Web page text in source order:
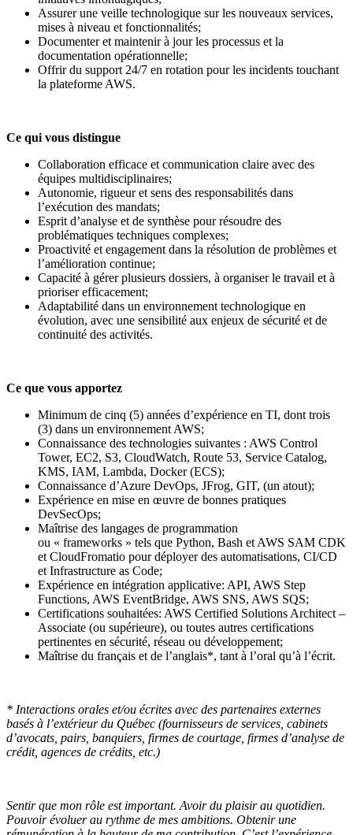
Assurer une veille technologique sur les nouveaux services,
mises à niveau et fonctionnalités;
Documenter et maintenir à jour les processus et la
documentation opérationnelle;
Offrir du support 24/7 en rotation pour les incidents touchant
la plateforme AWS.
Ce qui vous distingue
Collaboration efficace et communication claire avec des
équipes multidisciplinaires;
Autonomie, rigueur et sens des responsabilités dans
l’exécution des mandats;
Esprit d’analyse et de synthèse pour résoudre des
problématiques techniques complexes;
Proactivité et engagement dans la résolution de problèmes et
l’amélioration continue;
Capacité à gérer plusieurs dossiers, à organiser le travail et à
prioriser efficacement;
Adaptabilité dans un environnement technologique en
évolution, avec une sensibilité aux enjeux de sécurité et de
continuité des activités.
Ce que vous apportez
Minimum de cinq (5) années d’expérience en TI, dont trois
(3) dans un environnement AWS;
Connaissance des technologies suivantes : AWS Control
Tower, EC2, S3, CloudWatch, Route 53, Service Catalog,
KMS, IAM, Lambda, Docker (ECS);
Connaissance d’Azure DevOps, JFrog, GIT, (un atout);
Expérience en mise en œuvre de bonnes pratiques
DevSecOps;
Maîtrise des langages de programmation
ou « frameworks » tels que Python, Bash et AWS SAM CDK
et CloudFromatio pour déployer des automatisations, CI/CD
et Infrastructure as Code;
Expérience en intégration applicative: API, AWS Step
Functions, AWS EventBridge, AWS SNS, AWS SQS;
Certifications souhaitées: AWS Certified Solutions Architect –
Associate (ou supérieure), ou toutes autres certifications
pertinentes en sécurité, réseau ou développement;
Maîtrise du français et de l’anglais*, tant à l’oral qu’à l’écrit.
* Interactions orales et/ou écrites avec des partenaires externes
basés à l’extérieur du Québec (fournisseurs de services, cabinets
d’avocats, pairs, banquiers, firmes de courtage, firmes d’analyse de
crédit, agences de crédits, etc.)
Sentir que mon rôle est important. Avoir du plaisir au quotidien.
Pouvoir évoluer au rythme de mes ambitions. Obtenir une